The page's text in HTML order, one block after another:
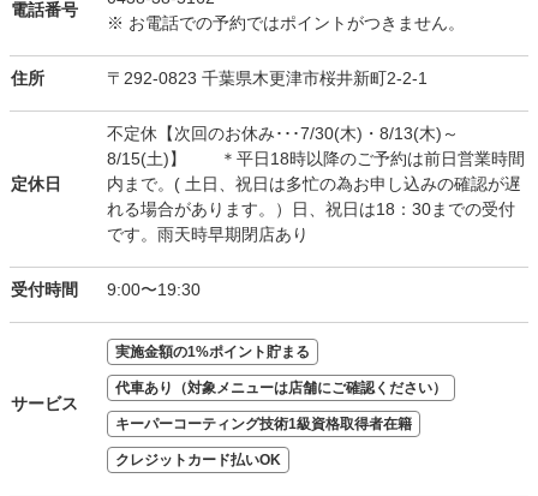
電話番号
※ お電話での予約ではポイントがつきません。
住所 〒292-0823 千葉県木更津市桜井新町2-2-1
定休日
不定休【次回のお休み･･･7/30(木)・8/13(木)～
8/15(土)】 ＊平日18時以降のご予約は前日営業時間
内まで。( 土日、祝日は多忙の為お申し込みの確認が遅
れる場合があります。）日、祝日は18：30までの受付
です。雨天時早期閉店あり
受付時間 9:00〜19:30
サービス
実施金額の1%ポイント貯まる
代車あり（対象メニューは店舗にご確認ください）
キーパーコーティング技術1級資格取得者在籍
クレジットカード払いOK